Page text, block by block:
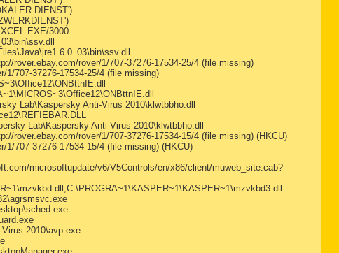
DIENST')
3000
rover.ebay.com/rover/1/707-37276-17534-25/4 (file missing)
1/707-37276-17534-25/4 (file missing)
Lab\Kaspersky Anti-Virus 2010\klwtbbho.dll
Lab\Kaspersky Anti-Virus 2010\klwtbbho.dll
rover.ebay.com/rover/1/707-37276-17534-15/4 (file missing) (HKCU)
707-37276-17534-15/4 (file missing) (HKCU)
microsoftupdate/v6/V5Controls/en/x86/client/muweb_site.cab?
2010\avp.exe